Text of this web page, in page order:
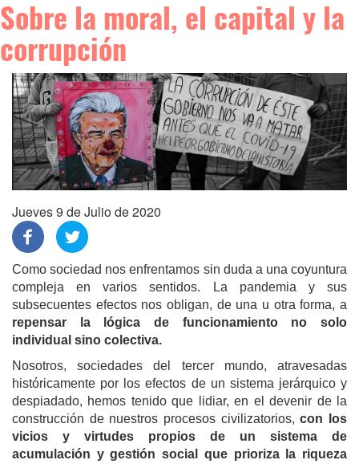
Sobre la moral, el capital y la
corrupción
Jueves 9 de Julio de 2020
Como sociedad nos enfrentamos sin duda a una coyuntura
compleja en varios sentidos. La pandemia y sus
subsecuentes efectos nos obligan, de una u otra forma, a
repensar la lógica de funcionamiento no solo
individual sino colectiva.
Nosotros, sociedades del tercer mundo, atravesadas
históricamente por los efectos de un sistema jerárquico y
despiadado, hemos tenido que lidiar, en el devenir de la
construcción de nuestros procesos civilizatorios,con los
vicios y virtudes propios de un sistema de
acumulación y gestión social que prioriza la riqueza